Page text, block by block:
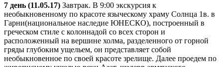
7 день (11.05.17) Завтрак. В 9:00 экскурсия к
необыкновенному по красоте языческому храму Солнца 1в. в
Гарни(национальное наследие ЮНЕСКО), построенный в
греческом стиле с колоннадой со всех сторон и
расположенный на вершине холма, разделенного от горной
гряды глубоким ущельем, он представляет собой
необыкновенное по своей красоте зрелище. Далее проедем по